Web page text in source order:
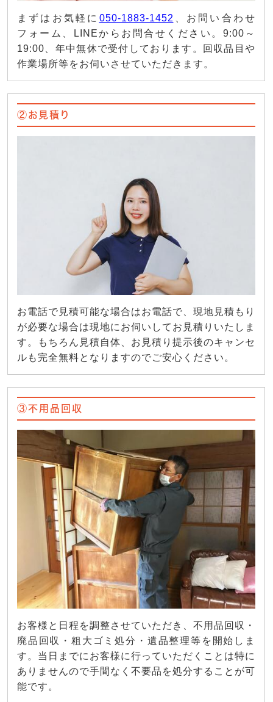
まずはお気軽に 050-1883-1452 、お問い合わせ
フォーム、LINEからお問合せください。9:00～
19:00、年中無休で受付しております。回収品目や
作業場所等をお伺いさせていただきます。
②お見積り
お電話で見積可能な場合はお電話で、現地見積もり
が必要な場合は現地にお伺いしてお見積りいたしま
す。もちろん見積自体、お見積り提示後のキャンセ
ルも完全無料となりますのでご安心ください。
③不用品回収
お客様と日程を調整させていただき、不用品回収・
廃品回収・粗大ゴミ処分・遺品整理等を開始しま
す。当日までにお客様に行っていただくことは特に
ありませんので手間なく不要品を処分することが可
能です。